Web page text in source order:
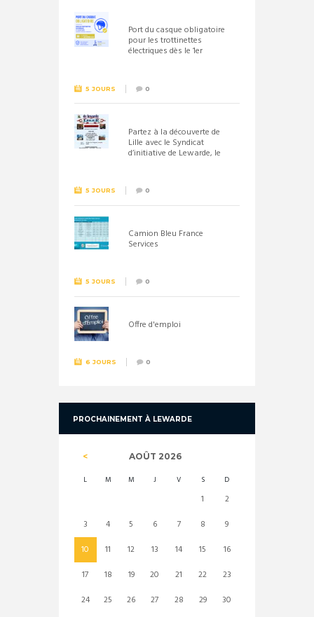
Port du casque obligatoire
pour les trottinettes
électriques dès le 1er
5 JOURS 0
Partez à la découverte de
Lille avec le Syndicat
d’initiative de Lewarde, le
5 JOURS 0
Camion Bleu France
Services
5 JOURS 0
Offre d'emploi
6 JOURS 0
PROCHAINEMENT À LEWARDE
AOÛT 2026
L M M J V S D
1
2
3
4 5 6 7 8
9
10
11 12 13 14 15
16
17
18 19 20 21 22
23
24
25 26 27 28 29 30